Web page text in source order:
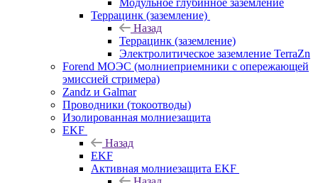
Модульное глубинное заземление
Террацинк (заземление)
Назад
Террацинк (заземление)
Электролитическое заземление TerraZn
Forend МОЭС (молниеприемники с опережающей
эмиссией стримера)
Zandz и Galmar
Проводники (токоотводы)
Изолированная молниезащита
EKF
Назад
EKF
Активная молниезащита EKF